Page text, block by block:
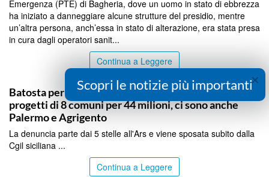
Emergenza (PTE) di Bagheria, dove un uomo in stato di ebbrezza
ha iniziato a danneggiare alcune strutture del presidio, mentre
un’altra persona, anch’essa in stato di alterazione, era stata presa
in cura dagli operatori sanit...
Continua a Leggere
Batosta per la rigenerazione urbana in Sicilia, revocati
progetti di 8 comuni per 44 milioni, ci sono anche
Palermo e Agrigento
La denuncia parte dai 5 stelle all'Ars e viene sposata subito dalla
Cgil siciliana ...
Continua a Leggere
×
Scopri le notizie più importanti